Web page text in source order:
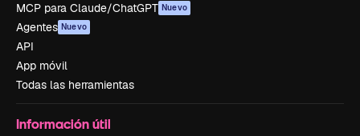
MCP para Claude/ChatGPT Nuevo
Agentes Nuevo
API
App móvil
Todas las herramientas
Información útil